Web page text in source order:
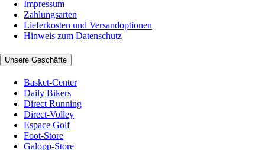
Impressum
Zahlungsarten
Lieferkosten und Versandoptionen
Hinweis zum Datenschutz
Unsere Geschäfte
Basket-Center
Daily Bikers
Direct Running
Direct-Volley
Espace Golf
Foot-Store
Galopp-Store